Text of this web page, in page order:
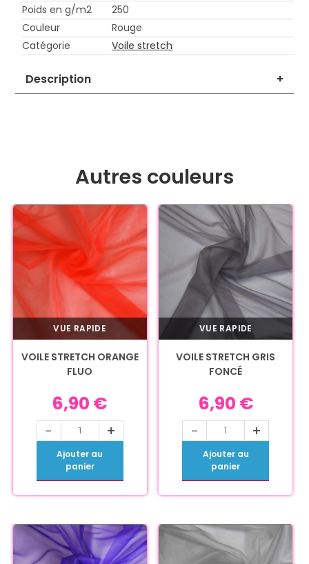
Poids en g/m2
250
Couleur
Rouge
Catégorie
Voile stretch
Description +
Autres couleurs
VUE RAPIDE
VOILE STRETCH ORANGE
FLUO
6,90 €
- +
Ajouter au
panier
VUE RAPIDE
VOILE STRETCH GRIS
FONCÉ
6,90 €
- +
Ajouter au
panier